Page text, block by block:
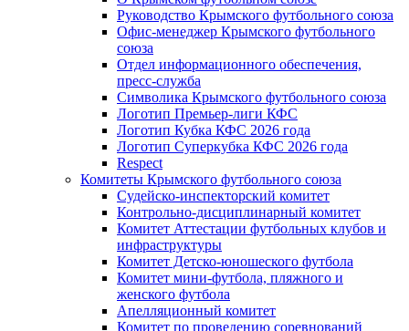
Руководство Крымского футбольного союза
Офис-менеджер Крымского футбольного
союза
Отдел информационного обеспечения,
пресс-служба
Символика Крымского футбольного союза
Логотип Премьер-лиги КФС
Логотип Кубка КФС 2026 года
Логотип Суперкубка КФС 2026 года
Respect
Комитеты Крымского футбольного союза
Судейско-инспекторский комитет
Контрольно-дисциплинарный комитет
Комитет Аттестации футбольных клубов и
инфраструктуры
Комитет Детско-юношеского футбола
Комитет мини-футбола, пляжного и
женского футбола
Апелляционный комитет
Комитет по проведению соревнований